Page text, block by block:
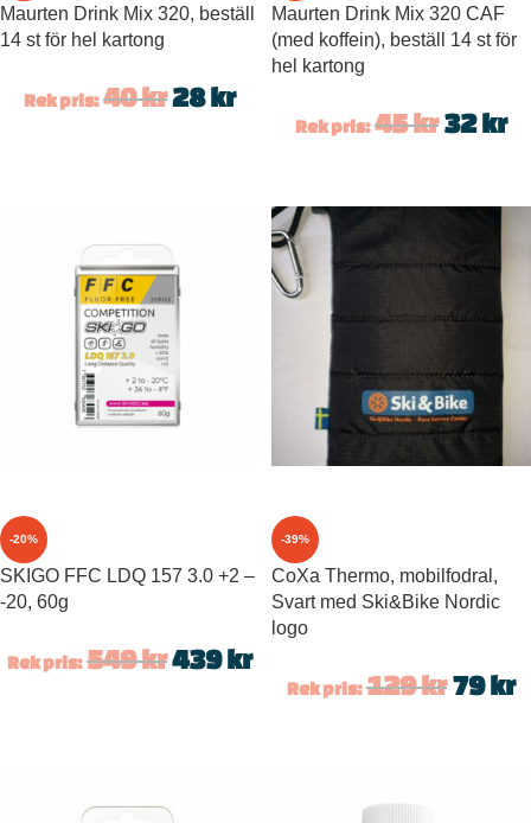
Maurten Drink Mix 320, beställ
14 st för hel kartong
Rek pris: 40kr28kr
Maurten Drink Mix 320 CAF
(med koffein), beställ 14 st för
hel kartong
Rek pris: 45kr 32kr
-20%
SKIGO FFC LDQ 157 3.0 +2 –
-20, 60g
Rek pris: 549kr439kr
-39%
CoXa Thermo, mobilfodral,
Svart med Ski&Bike Nordic
logo
Rek pris: 129kr 79kr